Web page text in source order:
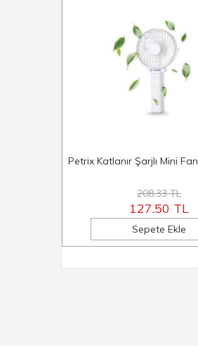
Petrix Katlanır Şarjlı Mini Fan
208.33 TL
127.50 TL
Sepete Ekle